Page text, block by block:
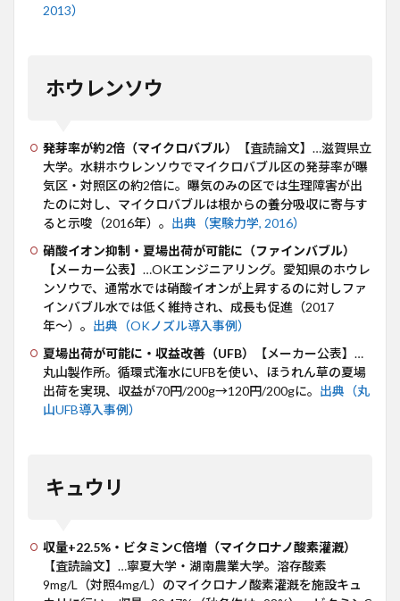
2013）
ホウレンソウ
発芽率が約2倍（マイクロバブル）
【査読論文】…滋賀県立
大学。水耕ホウレンソウでマイクロバブル区の発芽率が曝
気区・対照区の約2倍に。曝気のみの区では生理障害が出
たのに対し、マイクロバブルは根からの養分吸収に寄与す
ると示唆（2016年）。 出典（実験力学, 2016）
硝酸イオン抑制・夏場出荷が可能に（ファインバブル）
【メーカー公表】…OKエンジニアリング。愛知県のホウレ
ンソウで、通常水では硝酸イオンが上昇するのに対しファ
インバブル水では低く維持され、成長も促進（2017
年〜）。 出典（OKノズル導入事例）
夏場出荷が可能に・収益改善（UFB）
【メーカー公表】…
丸山製作所。循環式潅水にUFBを使い、ほうれん草の夏場
出荷を実現、収益が70円/200g→120円/200gに。 出典（丸
山UFB導入事例）
キュウリ
収量+22.5%・ビタミンC倍増（マイクロナノ酸素灌漑）
【査読論文】…寧夏大学・湖南農業大学。溶存酸素
9mg/L（対照4mg/L）のマイクロナノ酸素灌漑を施設キュ